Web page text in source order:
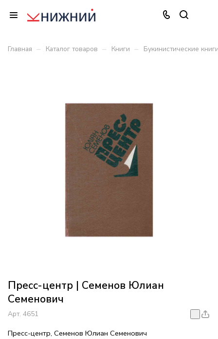
Главная – Каталог товаров – Книги – Букинистические
Пресс-центр | Семенов Юлиан
Семенович
Арт. 4651
Пресс-центр, Семенов Юлиан Семенович